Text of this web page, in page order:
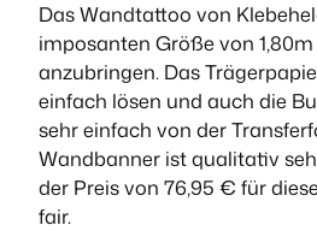
Das Wandtattoo von
imposanten Größe von
anzubringen. Das
einfach lösen und auch die
sehr einfach von der
Wandbanner ist qualitativ
der Preis von 76,95 € für
fair.